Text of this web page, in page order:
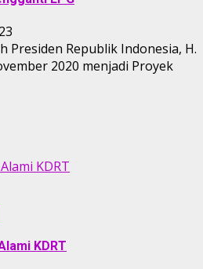
Presiden Republik Indonesia, H.
2020 menjadi Proyek
KDRT
KDRT